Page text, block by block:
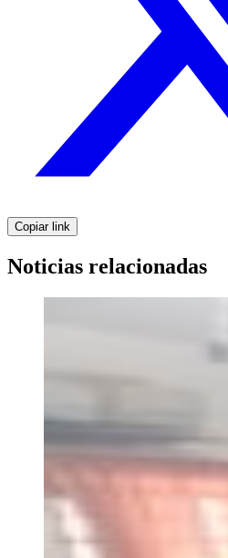
Copiar link
Noticias relacionadas